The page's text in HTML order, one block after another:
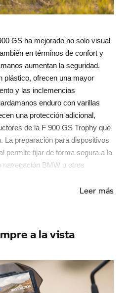
GS ha mejorado no solo visual
en términos de confort y
aumentan la seguridad.
plástico, ofrecen una mayor
y las inclemencias
enduro con varillas
una protección adicional,
de la F 900GS Trophy que
La preparación para dispositivos
permite fijar de forma segura a la
navegación BMW u otros
Leer más
a la vista